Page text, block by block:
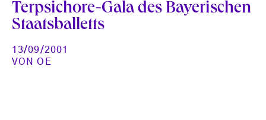
Terpsichore-Gala des Bayerischen
Staatsballetts
13/09/2001
VONOE